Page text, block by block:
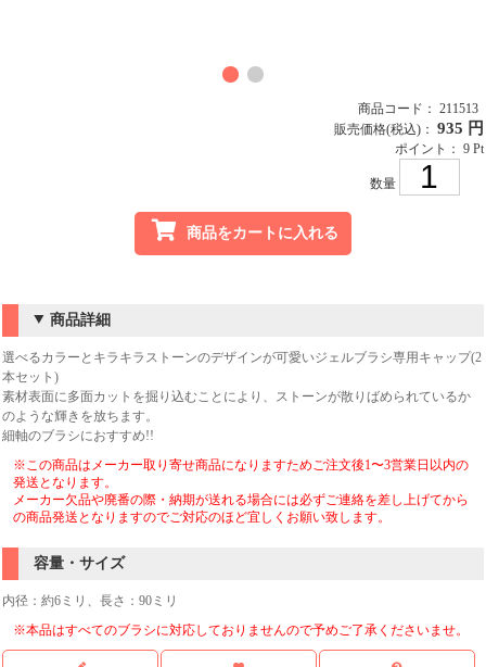
商品コード： 211513
販売価格(税込)： 935 円
ポイント： 9 Pt
数量
商品をカートに入れる
商品詳細
選べるカラーとキラキラストーンのデザインが可愛いジェルブラシ専用キャップ(2
本セット)
素材表面に多面カットを掘り込むことにより、ストーンが散りばめられているか
のような輝きを放ちます。
細軸のブラシにおすすめ!!
※この商品はメーカー取り寄せ商品になりますためご注文後1〜3営業日以内の
発送となります。
メーカー欠品や廃番の際・納期が送れる場合には必ずご連絡を差し上げてから
の商品発送となりますのでご対応のほど宜しくお願い致します。
容量・サイズ
内径：約6ミリ、長さ：90ミリ
※本品はすべてのブラシに対応しておりませんので予めご了承くださいませ。